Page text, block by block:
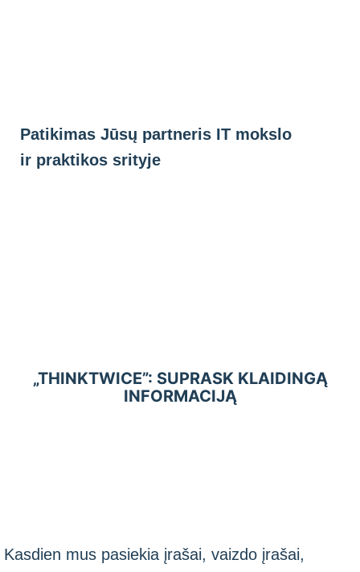
Patikimas Jūsų partneris IT mokslo
ir praktikos srityje
„THINKTWICE”: SUPRASK KLAIDINGĄ
INFORMACIJĄ
Kasdien mus pasiekia įrašai, vaizdo įrašai,